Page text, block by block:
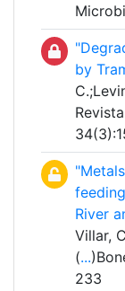
by
River
Villar,
(...
233